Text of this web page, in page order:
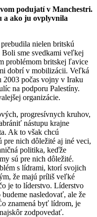
podujatí v Manchestri.
a ako ju ovplyvnila
nielen britskú
sme svedkami veľkej
problémom britskej ľavice
dobrí v mobilizácii. Veľká
2003 počas vojny v Iraku
na podporu Palestíny.
organizácie.
progresívnych kruhov,
nástupu krajne
Ak to však chcú
nich dôležité aj iné veci,
politika, keďže
sú pre nich dôležité.
s lídrami, ktorí svojich
že majú príliš veľké
je to líderstvo. Líderstvo
nasledovať, ale že
znamená byť lídrom, je
zodpovedať.